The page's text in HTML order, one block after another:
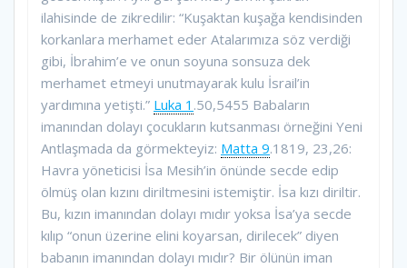
ilahisinde de zikredilir: “Kuşaktan kuşağa kendisinden
korkanlara merhamet eder Atalarımıza söz verdiği
gibi, İbrahim’e ve onun soyuna sonsuza dek
merhamet etmeyi unutmayarak kulu İsrail’in
yardımına yetişti.” Luka 1 .50,5455 Babaların
imanından dolayı çocukların kutsanması örneğini Yeni
Antlaşmada da görmekteyiz: Matta 9.1819, 23,26:
Havra yöneticisi İsa Mesih’in önünde secde edip
ölmüş olan kızını diriltmesini istemiştir. İsa kızı diriltir.
Bu, kızın imanından dolayı mıdır yoksa İsa’ya secde
kılıp “onun üzerine elini koyarsan, dirilecek” diyen
babanın imanından dolayı mıdır? Bir ölünün iman